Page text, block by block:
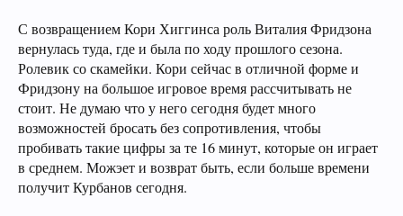
С возвращением Кори Хиггинса роль Виталия Фридзона
вернулась туда, где и была по ходу прошлого сезона.
Ролевик со скамейки. Кори сейчас в отличной форме и
Фридзону на большое игровое время рассчитывать не
стоит. Не думаю что у него сегодня будет много
возможностей бросать без сопротивления, чтобы
пробивать такие цифры за те 16 минут, которые он играет
в среднем. Можэет и возврат быть, если больше времени
получит Курбанов сегодня.